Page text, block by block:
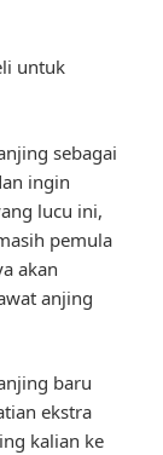
untuk
sebagai
ingin
lucu ini,
pemula
akan
anjing
baru
ekstra
kalian ke